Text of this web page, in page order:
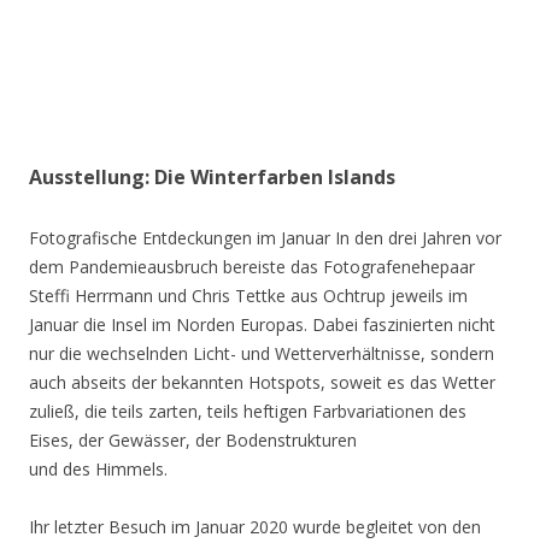
Ausstellung: Die Winterfarben Islands
Fotografische Entdeckungen im Januar In den drei Jahren vor
dem Pandemieausbruch bereiste das Fotografenehepaar
Steffi Herrmann und Chris Tettke aus Ochtrup jeweils im
Januar die Insel im Norden Europas. Dabei faszinierten nicht
nur die wechselnden Licht- und Wetterverhältnisse, sondern
auch abseits der bekannten Hotspots, soweit es das Wetter
zuließ, die teils zarten, teils heftigen Farbvariationen des
Eises, der Gewässer, der Bodenstrukturen
und des Himmels.
Ihr letzter Besuch im Januar 2020 wurde begleitet von den